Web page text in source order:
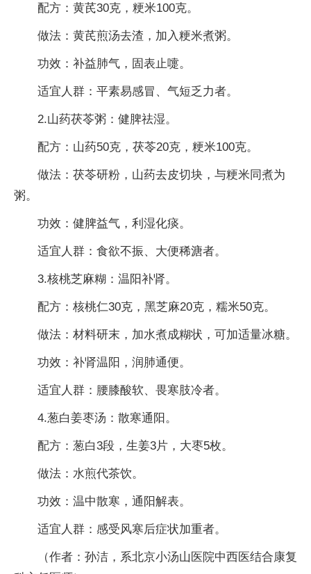
配方：黄芪30克，粳米100克。
做法：黄芪煎汤去渣，加入粳米煮粥。
功效：补益肺气，固表止嚏。
适宜人群：平素易感冒、气短乏力者。
2.山药茯苓粥：健脾祛湿。
配方：山药50克，茯苓20克，粳米100克。
做法：茯苓研粉，山药去皮切块，与粳米同煮为
粥。
功效：健脾益气，利湿化痰。
适宜人群：食欲不振、大便稀溏者。
3.核桃芝麻糊：温阳补肾。
配方：核桃仁30克，黑芝麻20克，糯米50克。
做法：材料研末，加水煮成糊状，可加适量冰糖。
功效：补肾温阳，润肺通便。
适宜人群：腰膝酸软、畏寒肢冷者。
4.葱白姜枣汤：散寒通阳。
配方：葱白3段，生姜3片，大枣5枚。
做法：水煎代茶饮。
功效：温中散寒，通阳解表。
适宜人群：感受风寒后症状加重者。
（作者：孙洁，系北京小汤山医院中西医结合康复